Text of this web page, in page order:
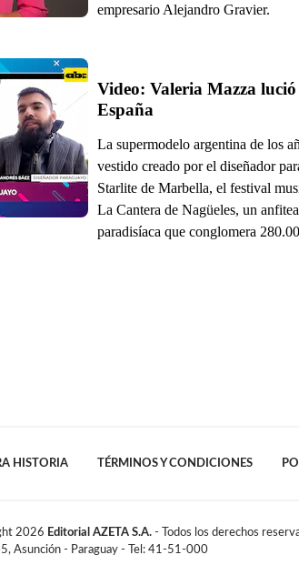
empresario Alejandro Gravier.
Video: Valeria Mazza
España
La supermodelo argentina de los
vestido creado por el diseñador
Starlite de Marbella, el festival
La Cantera de Nagüeles, un
paradisíaca que conglomera
HISTORIA TÉRMINOS Y CONDICIONES
2026 Editorial AZETA S.A. - Todos los derechos
Asunción - Paraguay - Tel: 41-51-000